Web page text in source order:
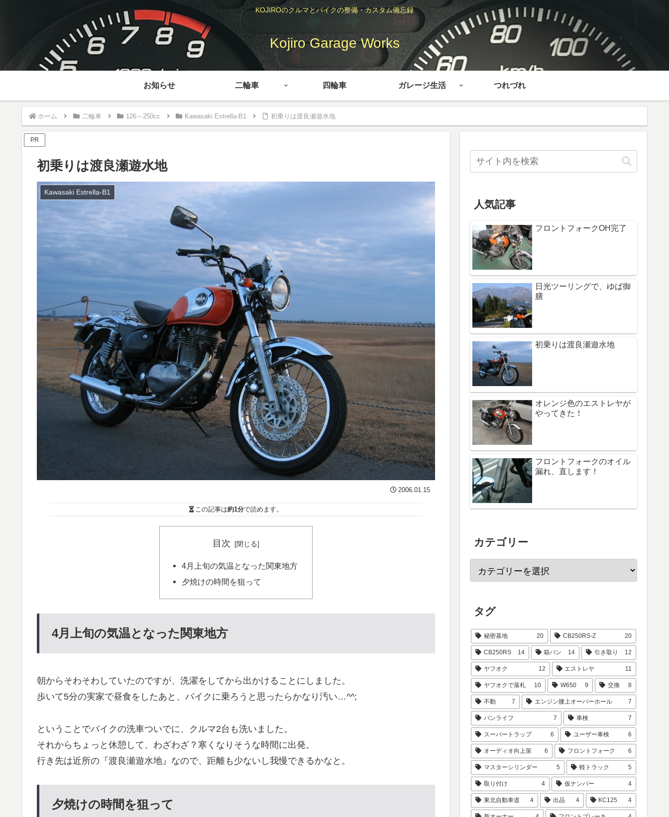
KOJIROのクルマとバイクの整備・カスタム備忘録
Kojiro Garage Works
お知らせ 二輪車 四輪車 ガレージ生活 つれづれ
ホーム 二輪車 126～250cc Kawasaki Estrella-B1 初乗りは渡良瀬遊水地
PR
初乗りは渡良瀬遊水地
Kawasaki Estrella-B1
2006.01.15
この記事は約1分で読めます。
目次
4月上旬の気温となった関東地方
夕焼けの時間を狙って
4月上旬の気温となった関東地方
朝からそわそわしていたのですが、洗濯をしてから出かけることにしました。
歩いて5分の実家で昼食をしたあと、バイクに乗ろうと思ったらかなり汚い…^^;
ということでバイクの洗車ついでに、クルマ2台も洗いました。
それからちょっと休憩して、わざわざ？寒くなりそうな時間に出発。
行き先は近所の『渡良瀬遊水地』なので、距離も少ないし我慢できるかなと。
夕焼けの時間を狙って
人気記事
フロントフォークOH完了
日光ツーリングで、ゆば御
膳
初乗りは渡良瀬遊水地
オレンジ色のエストレヤが
やってきた！
フロントフォークのオイル
漏れ、直します！
カテゴリー
タグ
秘密基地 20 CB250RS-Z 20
CB250RS 14 箱バン 14 引き取り 12
ヤフオク 12 エストレヤ 11
ヤフオクで落札 10 W650 9 交換 8
不動 7 エンジン腰上オーバーホール 7
バンライフ 7 車検 7
スーパートラップ 6 ユーザー車検 6
オーディオ向上策 6 フロントフォーク 6
マスターシリンダー 5 軽トラック 5
取り付け 4 仮ナンバー 4
東北自動車道 4 出品 4 KC125 4